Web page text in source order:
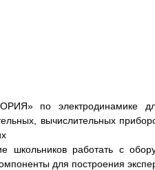
по электродинамике
вычислительных
школьников работать с
для построения